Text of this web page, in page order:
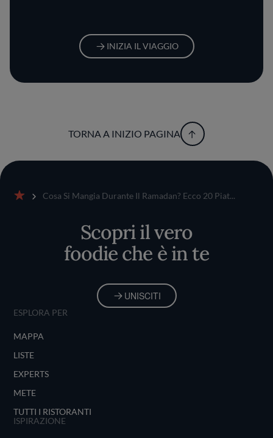
INIZIA IL VIAGGIO
TORNA A INIZIO PAGINA
Cosa Si Mangia Durante Il Ramadan? Ecco 20 Piat...
Scopri il vero
foodie che è in te
UNISCITI
ESPLORA PER
MAPPA
LISTE
EXPERTS
METE
TUTTI I RISTORANTI
ISPIRAZIONE